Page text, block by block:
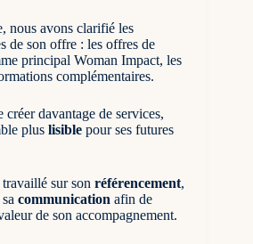
nous avons clarifié les
de son offre : les offres de
principal Woman Impact, les
complémentaires.
créer davantage de services,
plus lisible pour ses futures
sur son référencement,
communication afin de
de son accompagnement.